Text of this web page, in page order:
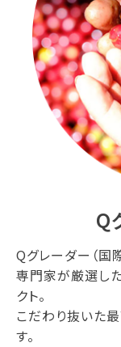
Q
Qグレーダー（
専門家が厳選し
クト。
こだわり抜いた
す。